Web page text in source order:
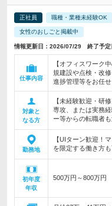
正社員 職種・業種未経験OK
女性のおしごと掲載中
情報更新日：2026/07/29 終了予
仕事内容
【オフィスワーク
規建設や点検・改
進捗管理等をお任せ
対象と
なる方
【未経験歓迎・研
専攻、または実務
ー等からの転職者も
勤務地
【UIターン歓迎！
を限定する働き方
初年度
年収
500万円～800万円